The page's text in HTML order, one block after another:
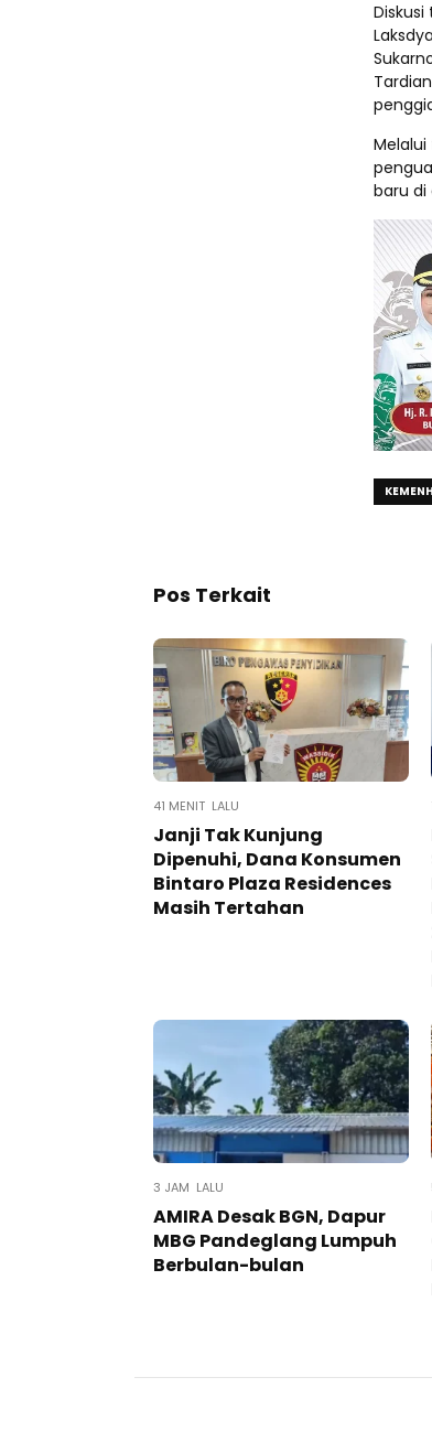
baru di
Pos Terkait
41 MENIT LALU
Janji Tak Kunjung
Dipenuhi, Dana Konsumen
Bintaro Plaza Residences
Masih Tertahan
3 JAM LALU
AMIRA Desak BGN, Dapur
MBG Pandeglang Lumpuh
Berbulan-bulan